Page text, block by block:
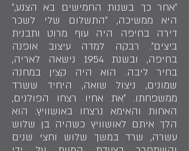
״אחר כך בשנות החמישים בא הצנע,״
היא ממשיכה, ״התשלום שלי לשכר
דירה בחיפה היה עוף מרוט ותבנית
ביצים״. רבקה למדה עיצוב אופנה
בחיפה, ובשנת 1954 נישאה לאריה,
בחיר ליבה. הוא היה קצין במחנה
שמונים, ניצול שואה, היחיד ששרד
ממשפחתו. ״את אחיו רצחו הפולנים,
האחות והאימא נרצחו באושוויץ. הוא
הלך איתם לאושוויץ כשהיה בן שלוש
עשרה, שרד במשך שלוש וחצי שנים